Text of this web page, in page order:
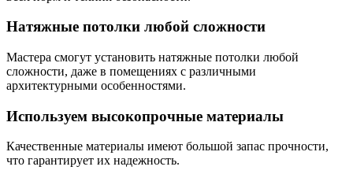
Натяжные потолки любой сложности
Мастера смогут установить натяжные потолки любой
сложности, даже в помещениях с различными
архитектурными особенностями.
Используем высокопрочные материалы
Качественные материалы имеют большой запас прочности,
что гарантирует их надежность.